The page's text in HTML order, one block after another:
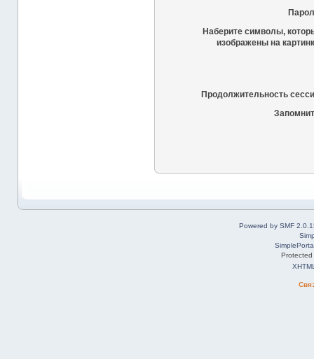
Наберите символы,
изображены на
Продолжительность
Powered by SMF